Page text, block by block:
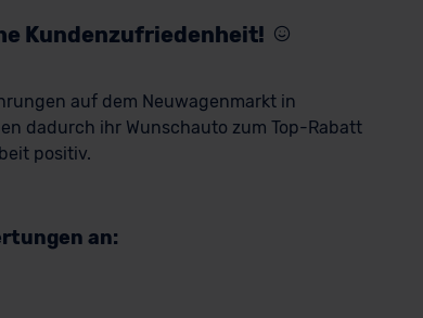
Kundenzufriedenheit!
auf dem Neuwagenmarkt in
dadurch ihr Wunschauto zum Top-Rabatt
positiv.
an: